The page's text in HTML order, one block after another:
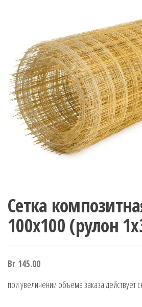
Сетка
100х100 (рулон
Br 145.00
при увеличении объема заказа действует